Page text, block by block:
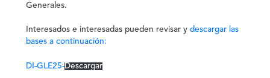
Generales.
Interesados e interesadas pueden revisar ydescargar las
bases a continuación:
DI-GLE25-Descargar